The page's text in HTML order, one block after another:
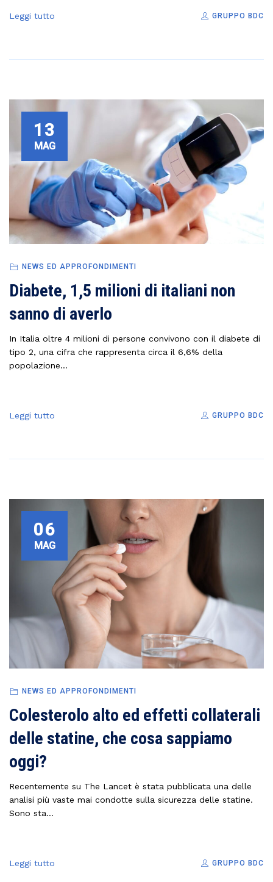
Leggi tutto GRUPPO BDC
13
MAG
NEWS ED APPROFONDIMENTI
Diabete, 1,5 milioni di italiani non
sanno di averlo
In Italia oltre 4 milioni di persone convivono con il diabete di
tipo 2, una cifra che rappresenta circa il 6,6% della
popolazione...
Leggi tutto GRUPPO BDC
06
MAG
NEWS ED APPROFONDIMENTI
Colesterolo alto ed effetti collaterali
delle statine, che cosa sappiamo
oggi?
Recentemente su The Lancet è stata pubblicata una delle
analisi più vaste mai condotte sulla sicurezza delle statine.
Sono sta...
Leggi tutto GRUPPO BDC